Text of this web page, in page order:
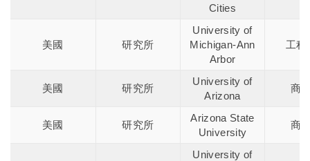
Cities
美國 研究所
University of
Michigan-Ann
Arbor
工程
美國 研究所
University of
Arizona
商
美國 研究所
Arizona State
University
商
University of